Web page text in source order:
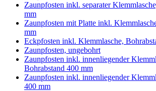
Zaunpfosten inkl. separater
mm
Zaunpfosten mit Platte inkl.
mm
Eckpfosten inkl. Klemmlasche,
Zaunpfosten, ungebohrt
Zaunpfosten inkl. innenliegender
Bohrabstand 400 mm
Zaunpfosten inkl. innenliegender
400 mm